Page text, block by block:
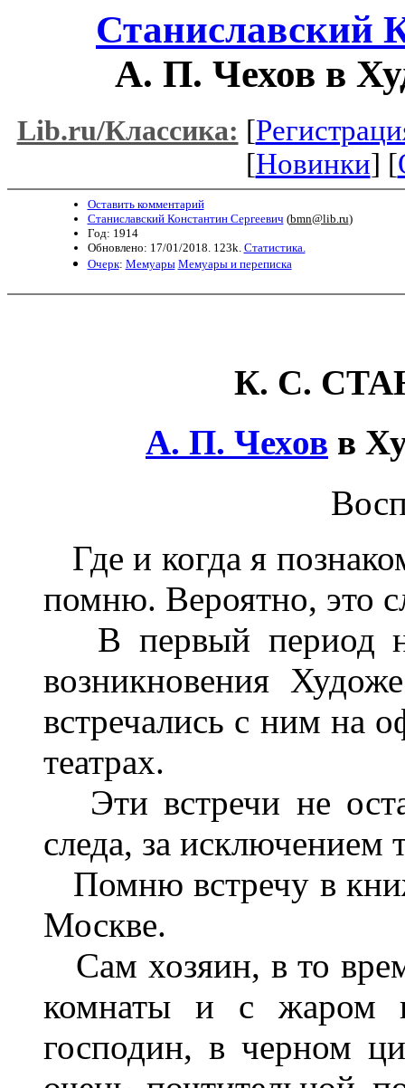
Станиславский
А. П. Чехов в
Lib.ru/Классика: [
[Новинки] [
Оставить комментарий
Станиславский Константин Сергеевич (bmn@lib.ru)
Год: 1914
Обновлено: 17/01/2018. 123k. Статистика.
Очерк: Мемуары Мемуары и переписка
К. С.
А. П. Чехов в
Где и когда я
помню. Вероятно, это
В первый период
возникновения
встречались с ним на
театрах.
Эти встречи не
следа, за исключением
Помню встречу в
Москве.
Сам хозяин, в то
комнаты и с жаром
господин, в черном